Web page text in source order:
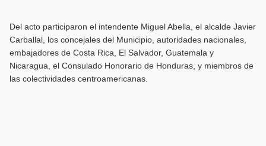
Del acto participaron el intendente Miguel Abella, el alcalde Javier
Carballal, los concejales del Municipio, autoridades nacionales,
embajadores de Costa Rica, El Salvador, Guatemala y
Nicaragua, el Consulado Honorario de Honduras, y miembros de
las colectividades centroamericanas.